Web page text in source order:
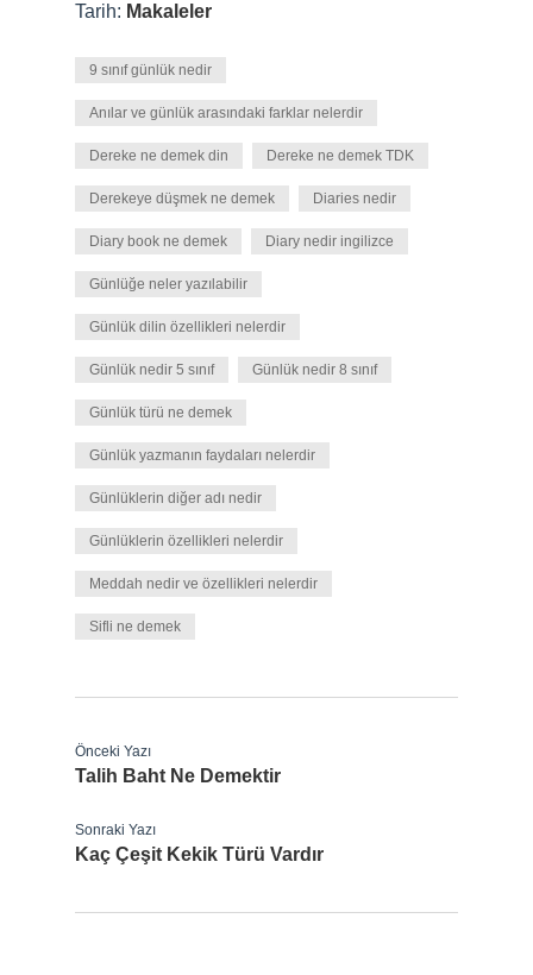
Tarih: Makaleler
9 sınıf günlük nedir
Anılar ve günlük arasındaki farklar nelerdir
Dereke ne demek din Dereke ne demek TDK
Derekeye düşmek ne demek Diaries nedir
Diary book ne demek Diary nedir ingilizce
Günlüğe neler yazılabilir
Günlük dilin özellikleri nelerdir
Günlük nedir 5 sınıf Günlük nedir 8 sınıf
Günlük türü ne demek
Günlük yazmanın faydaları nelerdir
Günlüklerin diğer adı nedir
Günlüklerin özellikleri nelerdir
Meddah nedir ve özellikleri nelerdir
Sifli ne demek
Önceki Yazı
Talih Baht Ne Demektir
Sonraki Yazı
Kaç Çeşit Kekik Türü Vardır